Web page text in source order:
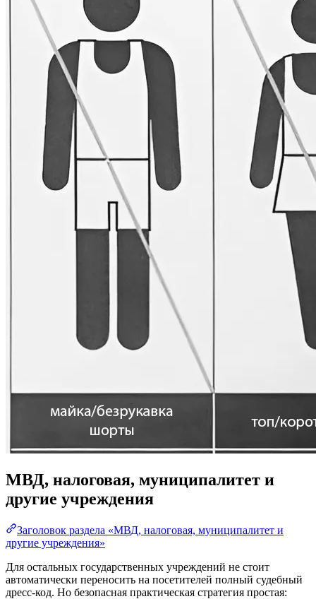
МВД, налоговая, муниципалитет и
другие учреждения
Заголовок раздела «МВД, налоговая, муниципалитет и
другие учреждения»
Для остальных государственных учреждений не стоит
автоматически переносить на посетителей полный судебный
дресс-код. Но безопасная практическая стратегия простая: